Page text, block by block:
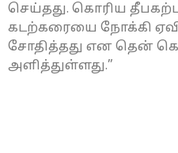
செய்தது. கொரிய
கடற்கரையை நோக்கி
சோதித்தது என தென்
அளித்துள்ளது.”